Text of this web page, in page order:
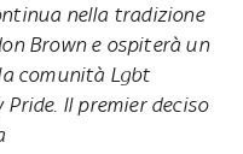
nella tradizione
Brown e ospiterà un
comunità Lgbt
Il premier deciso